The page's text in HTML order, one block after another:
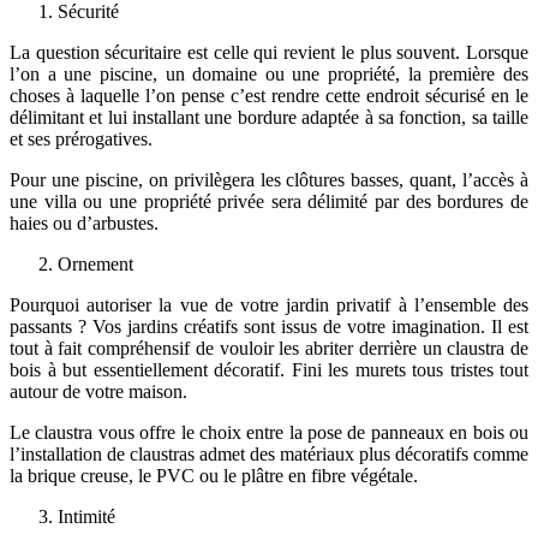
Sécurité
La question sécuritaire est celle qui revient le plus souvent. Lorsque
l’on a une piscine, un domaine ou une propriété, la première des
choses à laquelle l’on pense c’est rendre cette endroit sécurisé en le
délimitant et lui installant une bordure adaptée à sa fonction, sa taille
et ses prérogatives.
Pour une piscine, on privilègera les clôtures basses, quant, l’accès à
une villa ou une propriété privée sera délimité par des bordures de
haies ou d’arbustes.
Ornement
Pourquoi autoriser la vue de votre jardin privatif à l’ensemble des
passants ? Vos jardins créatifs sont issus de votre imagination. Il est
tout à fait compréhensif de vouloir les abriter derrière un claustra de
bois à but essentiellement décoratif. Fini les murets tous tristes tout
autour de votre maison.
Le claustra vous offre le choix entre la pose de panneaux en bois ou
l’installation de claustras admet des matériaux plus décoratifs comme
la brique creuse, le PVC ou le plâtre en fibre végétale.
Intimité